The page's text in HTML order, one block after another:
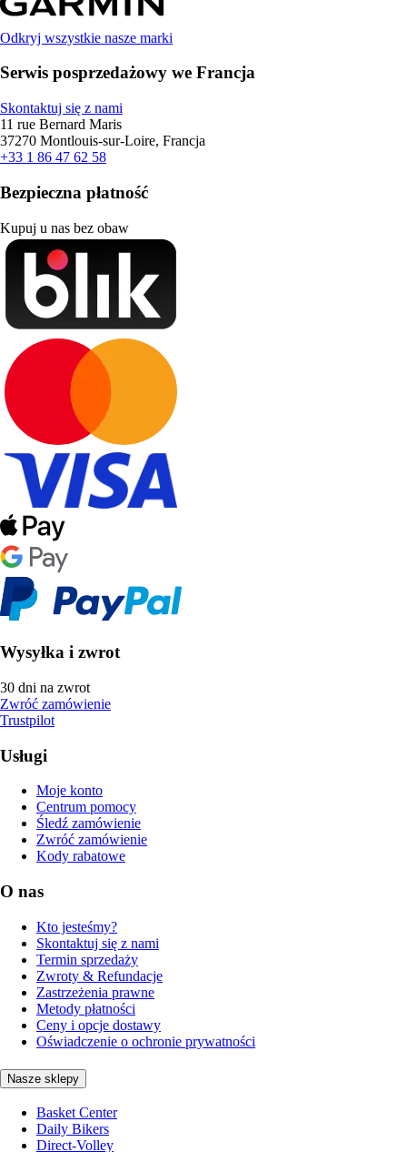
Odkryj wszystkie nasze marki
Serwis posprzedażowy we Francja
Skontaktuj się z nami
11 rue Bernard Maris
37270 Montlouis-sur-Loire, Francja
+33 1 86 47 62 58
Bezpieczna płatność
Kupuj u nas bez obaw
Wysyłka i zwrot
30 dni na zwrot
Zwróć zamówienie
Trustpilot
Usługi
Moje konto
Centrum pomocy
Śledź zamówienie
Zwróć zamówienie
Kody rabatowe
O nas
Kto jesteśmy?
Skontaktuj się z nami
Termin sprzedaży
Zwroty & Refundacje
Zastrzeżenia prawne
Metody płatności
Ceny i opcje dostawy
Oświadczenie o ochronie prywatności
Nasze sklepy
Basket Center
Daily Bikers
Direct-Volley